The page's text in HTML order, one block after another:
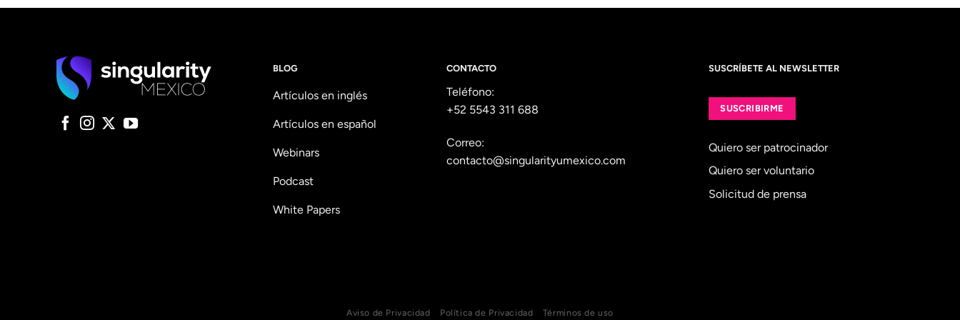
BLOG
Artículos en inglés
Artículos en español
Webinars
Podcast
White Papers
CONTACTO
Teléfono:
+52 5543 311 688
Correo:
contacto@singularityumexico.com
SUSCRÍBETE AL NEWSLETTER
SUSCRIBIRME
Quiero ser patrocinador
Quiero ser voluntario
Solicitud de prensa
Aviso de Privacidad Política de Privacidad Términos de uso